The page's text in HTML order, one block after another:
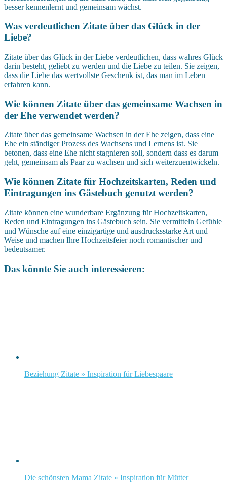
besser kennenlernt und gemeinsam wächst.
Was verdeutlichen Zitate über das Glück in der
Liebe?
Zitate über das Glück in der Liebe verdeutlichen, dass wahres Glück
darin besteht, geliebt zu werden und die Liebe zu teilen. Sie zeigen,
dass die Liebe das wertvollste Geschenk ist, das man im Leben
erfahren kann.
Wie können Zitate über das gemeinsame Wachsen in
der Ehe verwendet werden?
Zitate über das gemeinsame Wachsen in der Ehe zeigen, dass eine
Ehe ein ständiger Prozess des Wachsens und Lernens ist. Sie
betonen, dass eine Ehe nicht stagnieren soll, sondern dass es darum
geht, gemeinsam als Paar zu wachsen und sich weiterzuentwickeln.
Wie können Zitate für Hochzeitskarten, Reden und
Eintragungen ins Gästebuch genutzt werden?
Zitate können eine wunderbare Ergänzung für Hochzeitskarten,
Reden und Eintragungen ins Gästebuch sein. Sie vermitteln Gefühle
und Wünsche auf eine einzigartige und ausdrucksstarke Art und
Weise und machen Ihre Hochzeitsfeier noch romantischer und
bedeutsamer.
Das könnte Sie auch interessieren:
Beziehung Zitate » Inspiration für Liebespaare
Die schönsten Mama Zitate » Inspiration für Mütter